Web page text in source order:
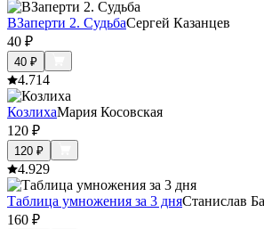
ВЗаперти 2. СудьбаСергей Казанцев
40 ₽
40 ₽
4.714
КозлихаМария Косовская
120 ₽
120 ₽
4.929
Таблица умножения за 3 дняСтанислав
160 ₽